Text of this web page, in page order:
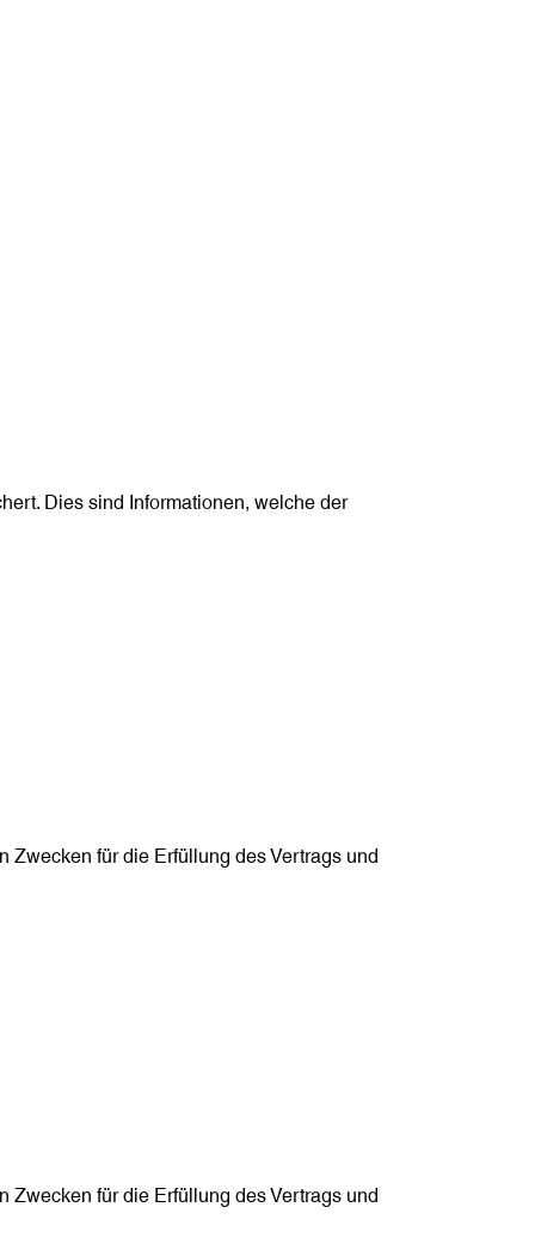
Dies sind Informationen, welche der
Zwecken für die Erfüllung des Vertrags und
Zwecken für die Erfüllung des Vertrags und